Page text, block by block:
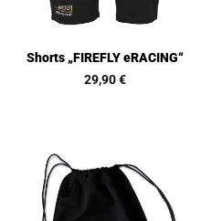
Shorts „FIREFLY eRACING“
29,90€